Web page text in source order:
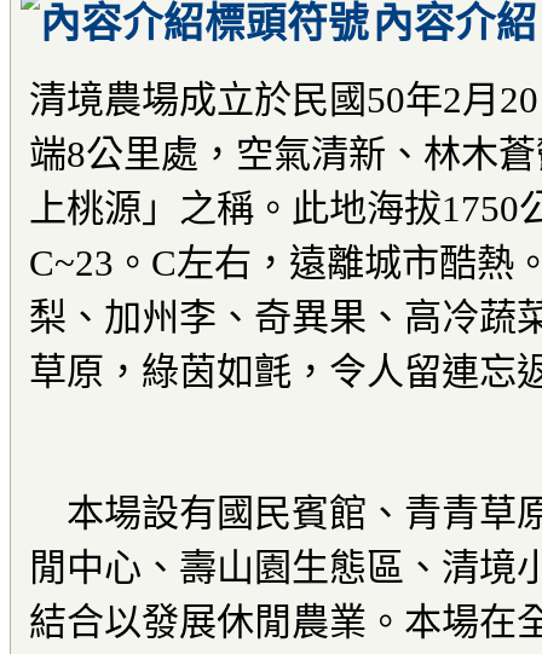
內容介紹
清境農場成立於民國50年2月
端8公里處，空氣清新、林木
上桃源 」之稱。此地海拔1750
C~23。C左右，遠離城市酷熱
梨、加州李、奇異果、高冷蔬
草原，綠茵如氈，令人留連忘
本場設有國民賓館、青青草
閒中心、壽山園生態區、清境
結合以發展休閒農業。本場在